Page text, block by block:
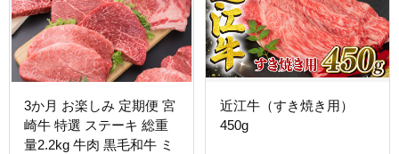
3か月 お楽しみ 定期便 宮
崎牛 特選 ステーキ 総重
量2.2kg 牛肉 黒毛和牛 ミ
近江牛（すき焼き用）
450g